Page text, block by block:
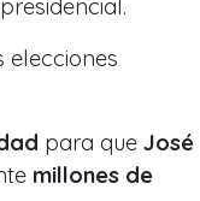
elecciones
para que José
millones de